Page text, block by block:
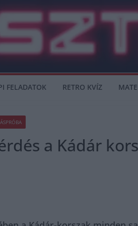
FELADATOK RETRO KVÍZ
a Kádár